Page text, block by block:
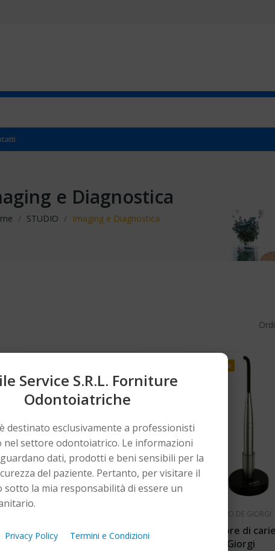
e Diagnostica
STUDIO Imaging e Diagnostica
Telecamera intraorale
Wire 2.0 De Giorgi
Non Disponibile
CARLO DE GIORGI
Rivelatore di
Giorgi
Service S.r.l. Forniture
Odontoiatriche
destinato esclusivamente a professionisti
nel settore odontoiatrico. Le informazioni
dati, prodotti e beni sensibili per la
del paziente. Pertanto, per visitare il
sotto la mia responsabilità di essere un
Privacy Policy Termini e Condizioni